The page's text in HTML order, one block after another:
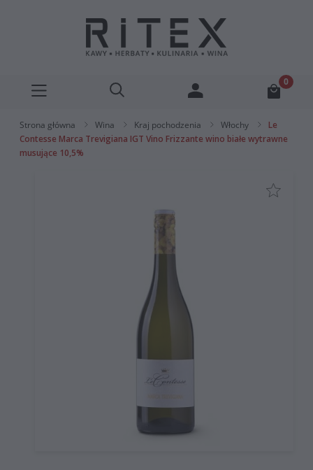
Strona główna Wina Kraj pochodzenia Włochy
Le
Contesse Marca Trevigiana IGT Vino Frizzante wino białe wytrawne
musujące 10,5%